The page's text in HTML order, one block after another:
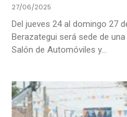
27/06/2025
Del jueves 24 al domingo 27
Berazategui será sede de
Salón de Automóviles y...